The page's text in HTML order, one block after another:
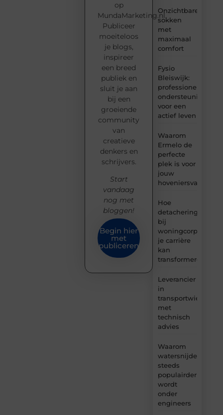
Onzichtbare
sokken
met
maximaal
comfort
Fysio
Bleiswijk:
professionele
ondersteuning
voor een
actief leven
Waarom
Ermelo de
perfecte
plek is voor
jouw
Hoe
detachering
bij
woningcorporaties
je carrière
kan
transformeren
Leverancier
in
transportwielen
met
technisch
advies
Waarom
watersnijden
steeds
populairder
wordt
onder
engineers
op
MundaMarketing.nl.
Publiceer
moeiteloos
je blogs,
inspireer
een breed
publiek en
sluit je aan
bij een
groeiende
community
van
creatieve
denkers en
schrijvers.
Start
vandaag
nog met
bloggen!
Begin hier
met
publiceren